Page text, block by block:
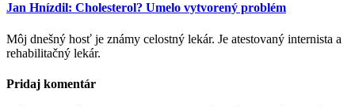
Jan Hnízdil: Cholesterol? Umelo vytvorený problém
Môj dnešný hosť je známy celostný lekár. Je atestovaný internista a
rehabilitačný lekár.
Pridaj komentár